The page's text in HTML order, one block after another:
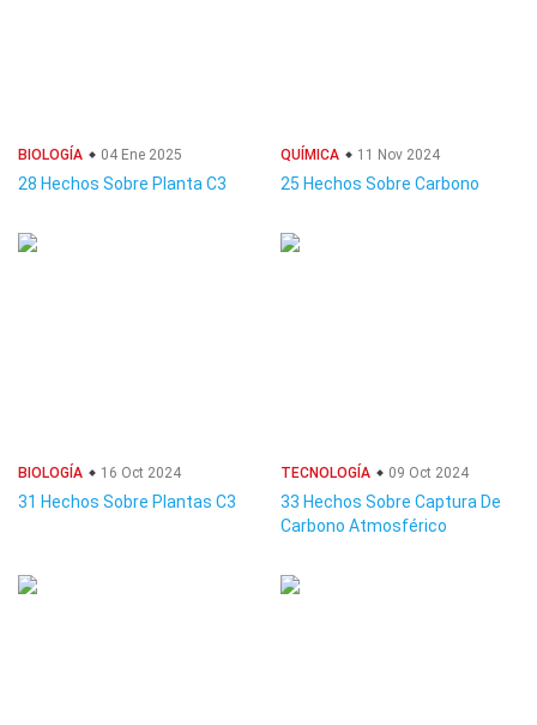
BIOLOGÍA 04 Ene 2025
28 Hechos Sobre Planta C3
QUÍMICA 11 Nov 2024
25 Hechos Sobre Carbono
BIOLOGÍA 16 Oct 2024
31 Hechos Sobre Plantas C3
TECNOLOGÍA 09 Oct 2024
33 Hechos Sobre Captura De
Carbono Atmosférico